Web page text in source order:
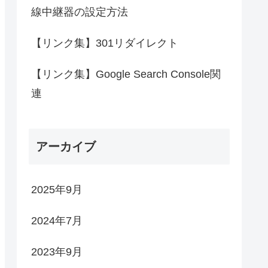
線中継器の設定方法
【リンク集】301リダイレクト
【リンク集】Google Search Console関
連
アーカイブ
2025年9月
2024年7月
2023年9月